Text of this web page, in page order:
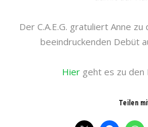
Der C.A.E.G. gratuliert Anne
beeindruckenden Debüt
Hier geht es zu den
Teilen